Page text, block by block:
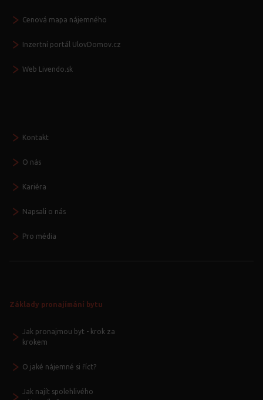
Cenová mapa nájemného
Inzertní portál UlovDomov.cz
Web Livendo.sk
Kontakt
O nás
Kariéra
Napsali o nás
Pro média
Základy pronajímání bytu
Jak pronajmou byt - krok za
krokem
O jaké nájemné si říct?
Jak najít spolehlivého